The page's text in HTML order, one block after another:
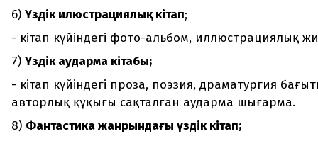
6) Үздік илюстрациялық кітап;
- кітап күйіндегі фото-альбом, иллюстрациялық
7) Үздік аударма кітабы;
- кітап күйіндегі проза, поэзия, драматургия
авторлық құқығы сақталған аударма шығарма.
8) Фантастика жанрындағы үздік кітап;